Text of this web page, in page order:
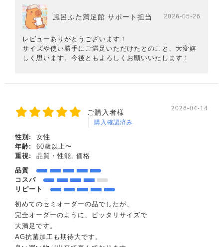
風呂ふた満足館 サポート担当 2026-05-26
レビューありがとうございます！
サイズや使い勝手にご満足いただけたとのこと、大変嬉
しく思います。今後ともよろしくお願いいたします！
ご購入者様
購入確認済み
2026-04-14
性別:
女性
年齢:
60歳以上〜
重視:
品質・性能, 価格
品質
コスパ
リピート
初めてのセミオーダーの品でしたが、
完全オーダーのように、ピッタリサイズで
大満足です。
AG抗菌加工も期待大です。